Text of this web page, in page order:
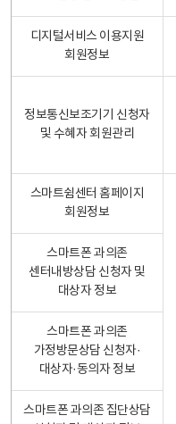
디지털서비스 이용지원
회원정보
정보통신보조기기 신청자
및 수혜자 회원관리
스마트쉼센터 홈페이지
회원정보
스마트폰 과의존
센터내방상담 신청자 및
대상자 정보
스마트폰 과의존
가정방문상담 신청자·
대상자·동의자 정보
스마트폰 과의존 집단상담